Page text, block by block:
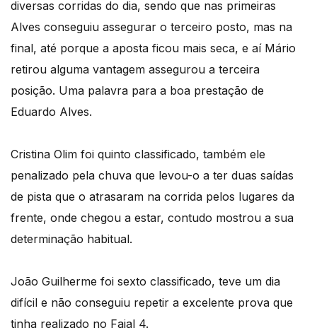
diversas corridas do dia, sendo que nas primeiras
Alves conseguiu assegurar o terceiro posto, mas na
final, até porque a aposta ficou mais seca, e aí Mário
retirou alguma vantagem assegurou a terceira
posição. Uma palavra para a boa prestação de
Eduardo Alves.
Cristina Olim foi quinto classificado, também ele
penalizado pela chuva que levou-o a ter duas saídas
de pista que o atrasaram na corrida pelos lugares da
frente, onde chegou a estar, contudo mostrou a sua
determinação habitual.
João Guilherme foi sexto classificado, teve um dia
difícil e não conseguiu repetir a excelente prova que
tinha realizado no Faial 4.